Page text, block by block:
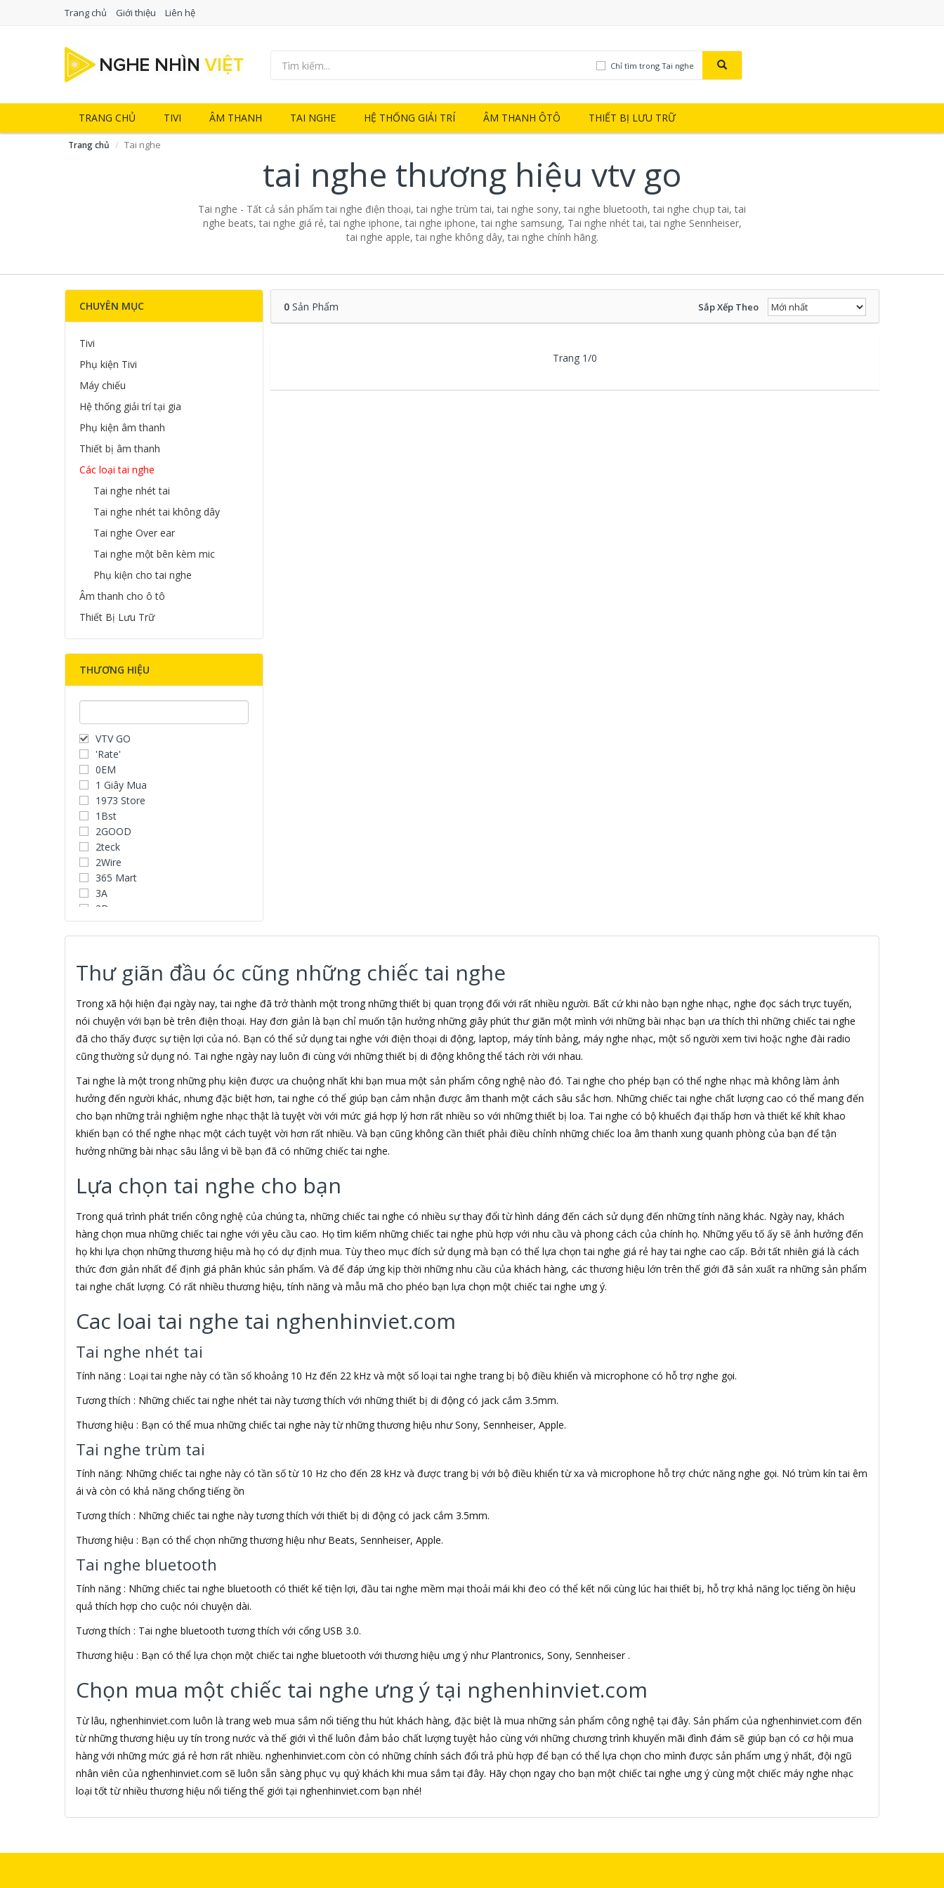
Trang chủ Giới thiệu Liên hệ
Chỉ tìm trong Tai nghe
TRANG CHỦ TIVI ÂM THANH TAI NGHE HỆ THỐNG GIẢI TRÍ ÂM THANH ÔTÔ THIẾT BỊ LƯU TRỮ
Trang chủ Tai nghe
tai nghe thương hiệu vtv go
Tai nghe - Tất cả sản phẩm tai nghe điện thoại, tai nghe trùm tai, tai nghe sony, tai nghe bluetooth, tai nghe chụp tai, tai
nghe beats, tai nghe giá rẻ, tai nghe iphone, tai nghe iphone, tai nghe samsung, Tai nghe nhét tai, tai nghe Sennheiser,
tai nghe apple, tai nghe không dây, tai nghe chính hãng.
CHUYÊN MỤC
Tivi
Phụ kiện Tivi
Máy chiếu
Hệ thống giải trí tại gia
Phụ kiện âm thanh
Thiết bị âm thanh
Các loại tai nghe
Tai nghe nhét tai
Tai nghe nhét tai không dây
Tai nghe Over ear
Tai nghe một bên kèm mic
Phụ kiện cho tai nghe
Âm thanh cho ô tô
Thiết Bị Lưu Trữ
THƯƠNG HIỆU
VTV GO
'Rate'
0EM
1 Giây Mua
1973 Store
1Bst
2GOOD
2teck
2Wire
365 Mart
3A
3D
3D Water Speaker
3Dconnexion
3S
5A systems
7Gift Shop
A 100+
A Clock
AAD
ABCNOVEL
ABN
ACASIS
ACCESS
Accessorize
Acer
ACNES
ACOUSTIC ENERGY
AD
ADATA
ADATA USA
ADDLOGIX
AFOX
Ai Home
Aiborg
Aibot
AIPTEK
Air Mouse
Airmouse
AIRPORT
AKAI
Aker
AKG
Akino
AKIRA
Akus
Alctron
Alfa Romeo
ALGOZ
Allen Heath
ALLOYSEED
Alphun
Alps
AMAZON
AmazonBasics
AMD
Ami
Amkov
AMP
AMPED WIRELESS
0Sản Phẩm Sắp Xếp Theo
Trang 1/0
Thư giãn đầu óc cũng những chiếc tai nghe
Trong xã hội hiện đại ngày nay, tai nghe đã trở thành một trong những thiết bị quan trọng đối với rất nhiều người. Bất cứ khi nào bạn nghe nhạc, nghe đọc sách trực tuyến,
nói chuyện với bạn bè trên điện thoại. Hay đơn giản là bạn chỉ muốn tận hưởng những giây phút thư giãn một mình với những bài nhạc bạn ưa thích thì những chiếc tai nghe
đã cho thấy được sự tiện lợi của nó. Bạn có thể sử dụng tai nghe với điện thoại di động, laptop, máy tính bảng, máy nghe nhạc, một số người xem tivi hoặc nghe đài radio
cũng thường sử dụng nó. Tai nghe ngày nay luôn đi cùng với những thiết bị di động không thể tách rời với nhau.
Tai nghe là một trong những phụ kiện được ưa chuộng nhất khi bạn mua một sản phẩm công nghệ nào đó. Tai nghe cho phép bạn có thể nghe nhạc mà không làm ảnh
hưởng đến người khác, nhưng đặc biệt hơn, tai nghe có thể giúp bạn cảm nhận được âm thanh một cách sâu sắc hơn. Những chiếc tai nghe chất lượng cao có thể mang đến
cho bạn những trải nghiệm nghe nhạc thật là tuyệt vời với mức giá hợp lý hơn rất nhiều so với những thiết bị loa. Tai nghe có bộ khuếch đại thấp hơn và thiết kế khít khao
khiến bạn có thể nghe nhạc một cách tuyệt vời hơn rất nhiều. Và bạn cũng không cần thiết phải điều chỉnh những chiếc loa âm thanh xung quanh phòng của bạn để tận
hưởng những bài nhạc sâu lắng vì bề bạn đã có những chiếc tai nghe.
Lựa chọn tai nghe cho bạn
Trong quá trình phát triển công nghệ của chúng ta, những chiếc tai nghe có nhiều sự thay đổi từ hình dáng đến cách sử dụng đến những tính năng khác. Ngày nay, khách
hàng chọn mua những chiếc tai nghe với yêu cầu cao. Họ tìm kiếm những chiếc tai nghe phù hợp với nhu cầu và phong cách của chính họ. Những yếu tố ấy sẽ ảnh hưởng đến
họ khi lựa chọn những thương hiệu mà họ có dự định mua. Tùy theo mục đích sử dụng mà bạn có thể lựa chọn tai nghe giá rẻ hay tai nghe cao cấp. Bởi tất nhiên giá là cách
thức đơn giản nhất để định giá phân khúc sản phẩm. Và để đáp ứng kịp thời những nhu cầu của khách hàng, các thương hiệu lớn trên thế giới đã sản xuất ra những sản phẩm
tai nghe chất lượng. Có rất nhiều thương hiệu, tính năng và mẫu mã cho phéo bạn lựa chọn một chiếc tai nghe ưng ý.
Cac loai tai nghe tai nghenhinviet.com
Tai nghe nhét tai
Tính năng : Loại tai nghe này có tần số khoảng 10 Hz đến 22 kHz và một số loại tai nghe trang bị bộ điều khiển và microphone có hỗ trợ nghe gọi.
Tương thích : Những chiếc tai nghe nhét tai này tương thích với những thiết bị di động có jack cắm 3.5mm.
Thương hiệu : Bạn có thể mua những chiếc tai nghe này từ những thương hiệu như Sony, Sennheiser, Apple.
Tai nghe trùm tai
Tính năng: Những chiếc tai nghe này có tần số từ 10 Hz cho đến 28 kHz và được trang bị với bộ điều khiển từ xa và microphone hỗ trợ chức năng nghe gọi. Nó trùm kín tai êm
ái và còn có khả năng chống tiếng ồn
Tương thích : Những chiếc tai nghe này tương thích với thiết bị di động có jack cắm 3.5mm.
Thương hiệu : Bạn có thể chọn những thương hiệu như Beats, Sennheiser, Apple.
Tai nghe bluetooth
Tính năng : Những chiếc tai nghe bluetooth có thiết kế tiện lợi, đầu tai nghe mềm mại thoải mái khi đeo có thể kết nối cùng lúc hai thiết bị, hỗ trợ khả năng lọc tiếng ồn hiệu
quả thích hợp cho cuộc nói chuyện dài.
Tương thích : Tai nghe bluetooth tương thích với cổng USB 3.0.
Thương hiệu : Bạn có thể lựa chọn một chiếc tai nghe bluetooth với thương hiệu ưng ý như Plantronics, Sony, Sennheiser .
Chọn mua một chiếc tai nghe ưng ý tại nghenhinviet.com
Từ lâu, nghenhinviet.com luôn là trang web mua sắm nổi tiếng thu hút khách hàng, đặc biệt là mua những sản phẩm công nghệ tại đây. Sản phẩm của nghenhinviet.com đến
từ những thương hiệu uy tín trong nước và thế giới vì thế luôn đảm bảo chất lượng tuyệt hảo cùng với những chương trình khuyến mãi đình đám sẽ giúp bạn có cơ hội mua
hàng với những mức giá rẻ hơn rất nhiều. nghenhinviet.com còn có những chính sách đổi trả phù hợp để bạn có thể lựa chọn cho mình được sản phẩm ưng ý nhất, đội ngũ
nhân viên của nghenhinviet.com sẽ luôn sẵn sàng phục vụ quý khách khi mua sắm tại đây. Hãy chọn ngay cho bạn một chiếc tai nghe ưng ý cùng một chiếc máy nghe nhạc
loại tốt từ nhiều thương hiệu nổi tiếng thế giới tại nghenhinviet.com bạn nhé!